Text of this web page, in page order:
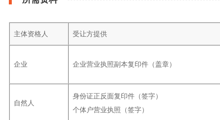
主体资格人 受让方提供
企业 企业营业执照副本复印件（盖章）
自然人
身份证正反面复印件（签字）
个体户营业执照（签字）